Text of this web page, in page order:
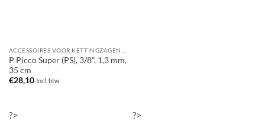
P Picco Super (PS), 3/8", 1,3 mm,
35 cm
€28,10 Incl. btw
?> ?>